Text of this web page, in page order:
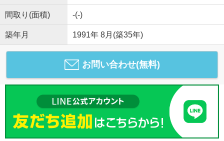
間取り(面積) -(-)
築年月 1991年 8月(築35年)
お問い合わせ(無料)